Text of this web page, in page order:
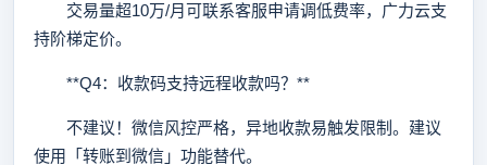
交易量超10万/月可联系客服申请调低费率，广力云支
持阶梯定价。
**Q4：收款码支持远程收款吗？**
不建议！微信风控严格，异地收款易触发限制。建议
使用「转账到微信」功能替代。